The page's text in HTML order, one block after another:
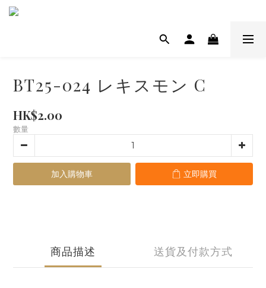
BT25-024 レキスモン C
HK$2.00
數量
加入購物車 立即購買
商品描述 送貨及付款方式